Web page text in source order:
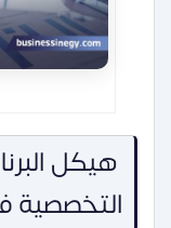
هيكل
التخصصية